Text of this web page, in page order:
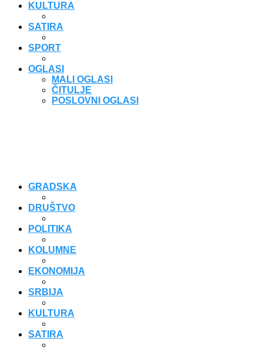
KULTURA
SATIRA
SPORT
OGLASI
MALI OGLASI
ČITULJE
POSLOVNI OGLASI
GRADSKA
DRUŠTVO
POLITIKA
KOLUMNE
EKONOMIJA
SRBIJA
KULTURA
SATIRA